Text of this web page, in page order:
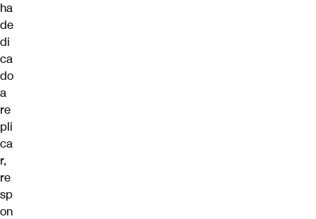
ha
de
di
ca
do
a
re
pli
ca
r,
re
sp
on